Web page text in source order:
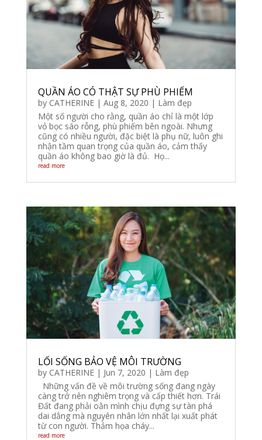
QUẦN ÁO CÓ THẬT SỰ PHÙ PHIẾM
by CATHERINE| Aug 8, 2020 | Làm đẹp
Một số người cho rằng, quần áo chỉ là một lớp
vỏ bọc sáo rỗng, phù phiếm bên ngoài. Nhưng
cũng có nhiều người, đặc biệt là phụ nữ, luôn ghi
nhận tầm quan trọng của quần áo, cảm thấy
quần áo không bao giờ là đủ. Họ...
read more
LỐI SỐNG BẢO VỆ MÔI TRƯỜNG
by CATHERINE| Jun 7, 2020 | Làm đẹp
Những vấn đề về môi trường sống đang ngày
càng trở nên nghiêm trọng và cấp thiết hơn. Trái
Đất đang phải oằn mình chịu đựng sự tàn phá
dai dẳng mà nguyên nhân lớn nhất lại xuất phát
từ con người. Thảm họa cháy...
read more